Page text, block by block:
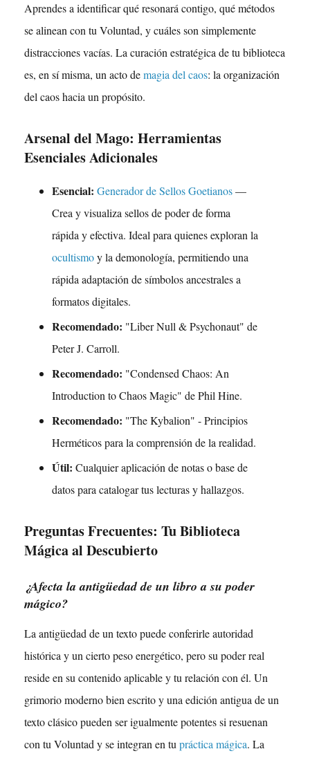
Aprendes a identificar qué resonará contigo, qué métodos
se alinean con tu Voluntad, y cuáles son simplemente
distracciones vacías. La curación estratégica de tu biblioteca
es, en sí misma, un acto demagia del caos: la organización
del caos hacia un propósito.
Arsenal del Mago: Herramientas
Esenciales Adicionales
Esencial: Generador de Sellos Goetianos—
Crea y visualiza sellos de poder de forma
rápida y efectiva. Ideal para quienes exploran la
ocultismoy la demonología, permitiendo una
rápida adaptación de símbolos ancestrales a
formatos digitales.
Recomendado: "Liber Null & Psychonaut" de
Peter J. Carroll.
Recomendado: "Condensed Chaos: An
Introduction to Chaos Magic" de Phil Hine.
Recomendado: "The Kybalion" - Principios
Herméticos para la comprensión de la realidad.
Útil: Cualquier aplicación de notas o base de
datos para catalogar tus lecturas y hallazgos.
Preguntas Frecuentes: Tu Biblioteca
Mágica al Descubierto
¿Afecta la antigüedad de un libro a su poder
mágico?
La antigüedad de un texto puede conferirle autoridad
histórica y un cierto peso energético, pero su poder real
reside en su contenido aplicable y tu relación con él. Un
grimorio moderno bien escrito y una edición antigua de un
texto clásico pueden ser igualmente potentes si resuenan
con tu Voluntad y se integran en tu práctica mágica. La